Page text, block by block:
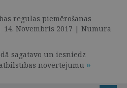
regulas piemērošanas
Novembris 2017 | Numura
sagatavo un iesniedz
novērtējumu